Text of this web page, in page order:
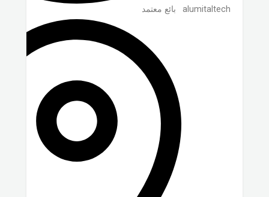
alumitaltech بائع معتمد